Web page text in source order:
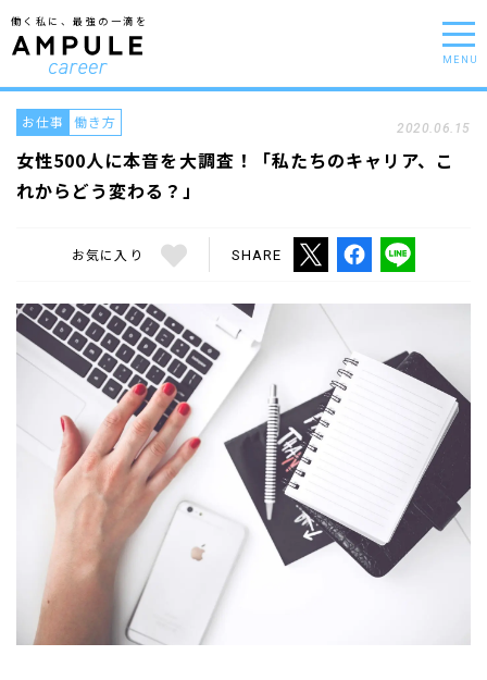
働く私に、最強の一滴を
MENU
女性500人に本音を大調査！「私たちのキャリア、こ
れからどう変わる？」
お仕事 働き方 2020.06.15
お気に入り SHARE